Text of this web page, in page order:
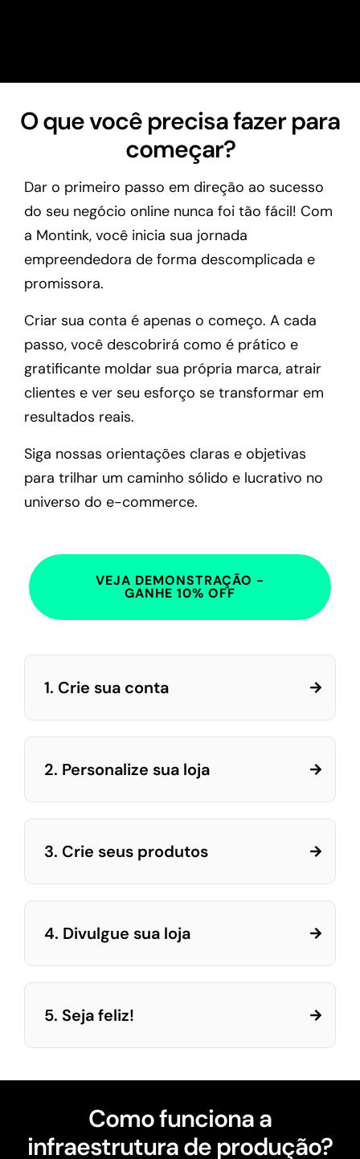
O que você precisa fazer para
começar?
Dar o primeiro passo em direção ao sucesso
do seu negócio online nunca foi tão fácil! Com
a Montink, você inicia sua jornada
empreendedora de forma descomplicada e
promissora.
Criar sua conta é apenas o começo. A cada
passo, você descobrirá como é prático e
gratificante moldar sua própria marca, atrair
clientes e ver seu esforço se transformar em
resultados reais.
Siga nossas orientações claras e objetivas
para trilhar um caminho sólido e lucrativo no
universo do e-commerce.
VEJA DEMONSTRAÇÃO -
GANHE 10% OFF
1. Crie sua conta
2. Personalize sua loja
3. Crie seus produtos
4. Divulgue sua loja
5. Seja feliz!
Como funciona a
infraestrutura de produção?